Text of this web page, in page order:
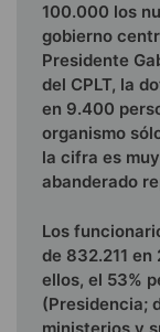
100.000 los
gobierno
Presidente
del CPLT, la
en 9.400
organismo
la cifra es
abanderado
Los
de 832.211 en
ellos, el 53%
(Presidencia;